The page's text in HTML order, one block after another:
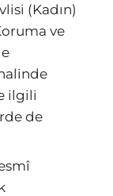
(Kadın)
ve
ilgili
de